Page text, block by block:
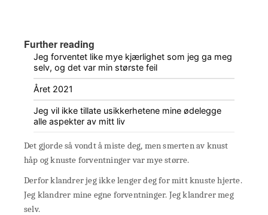
Further reading
Jeg forventet like mye kjærlighet som jeg ga meg
selv, og det var min største feil
Året 2021
Jeg vil ikke tillate usikkerhetene mine ødelegge
alle aspekter av mitt liv
Det gjorde så vondt å miste deg, men smerten av knust
håp og knuste forventninger var mye større.
Derfor klandrer jeg ikke lenger deg for mitt knuste hjerte.
Jeg klandrer mine egne forventninger. Jeg klandrer meg
selv.